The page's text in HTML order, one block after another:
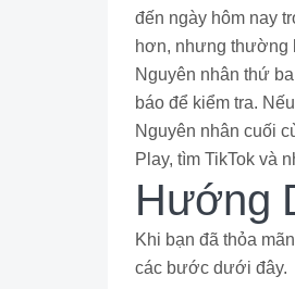
đến ngày hôm nay
hơn, nhưng thường
Nguyên nhân thứ
báo để kiểm tra.
Nguyên nhân cuối
Play, tìm TikTok và
Hướng
Khi bạn đã thỏa
các bước dưới đây.